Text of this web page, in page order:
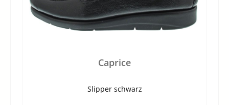
Caprice
Slipper schwarz